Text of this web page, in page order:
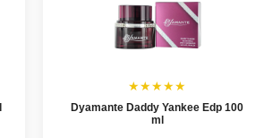
★★★★★
Dyamante Daddy Yankee Edp 100
ml